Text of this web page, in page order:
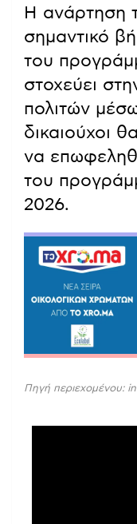
Η ανάρτηση
σημαντικό
του
στοχεύει
πολιτών
δικαιούχοι
να
του
2026.
Πηγή περιεχομένου: